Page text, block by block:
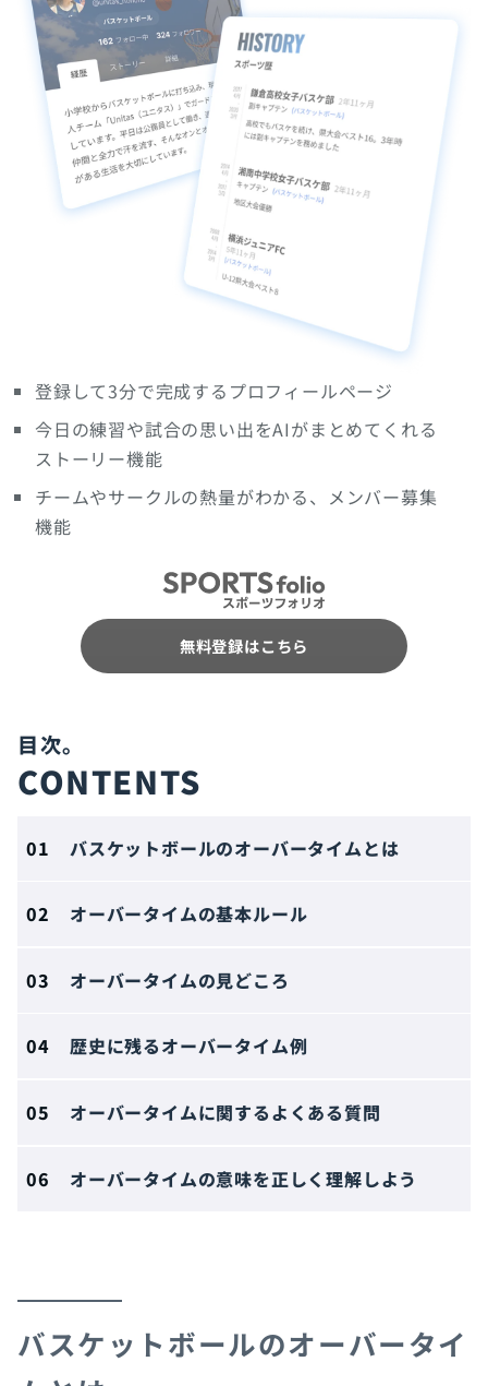
登録して3分で完成するプロフィールページ
今日の練習や試合の思い出をAIがまとめてくれる
ストーリー機能
チームやサークルの熱量がわかる、メンバー募集
機能
無料登録はこちら
CONTENTS
バスケットボールのオーバータイムとは
オーバータイムの基本ルール
オーバータイムの見どころ
歴史に残るオーバータイム例
オーバータイムに関するよくある質問
オーバータイムの意味を正しく理解しよう
バスケットボールのオーバータイ